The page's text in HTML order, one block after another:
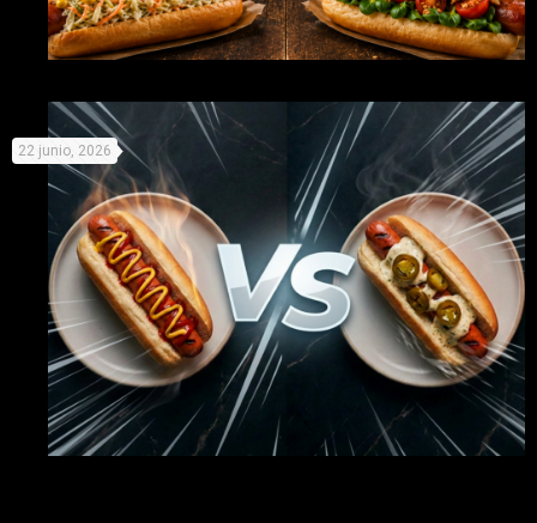
competición
22 junio, 2026